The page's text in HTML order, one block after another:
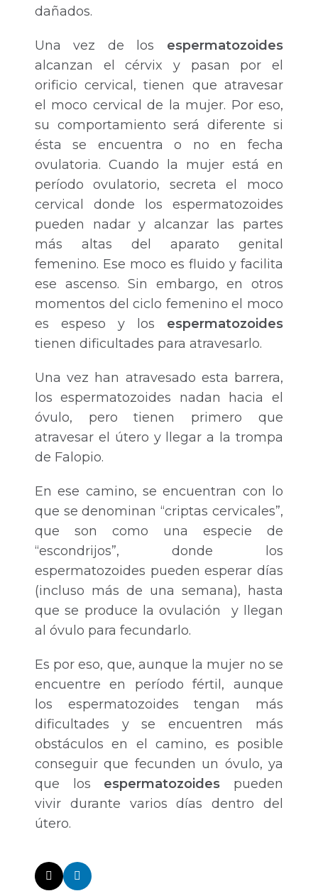
dañados.
Una vez de los espermatozoides
alcanzan el cérvix y pasan por el
orificio cervical, tienen que atravesar
el moco cervical de la mujer. Por eso,
su comportamiento será diferente si
ésta se encuentra o no en fecha
ovulatoria. Cuando la mujer está en
período ovulatorio, secreta el moco
cervical donde los espermatozoides
pueden nadar y alcanzar las partes
más altas del aparato genital
femenino. Ese moco es fluido y facilita
ese ascenso. Sin embargo, en otros
momentos del ciclo femenino el moco
es espeso y los espermatozoides
tienen dificultades para atravesarlo.
Una vez han atravesado esta barrera,
los espermatozoides nadan hacia el
óvulo, pero tienen primero que
atravesar el útero y llegar a la trompa
de Falopio.
En ese camino, se encuentran con lo
que se denominan “criptas cervicales”,
que son como una especie de
“escondrijos”, donde los
espermatozoides pueden esperar días
(incluso más de una semana), hasta
que se produce la ovulación y llegan
al óvulo para fecundarlo.
Es por eso, que, aunque la mujer no se
encuentre en período fértil, aunque
los espermatozoides tengan más
dificultades y se encuentren más
obstáculos en el camino, es posible
conseguir que fecunden un óvulo, ya
que los espermatozoides pueden
vivir durante varios días dentro del
útero.